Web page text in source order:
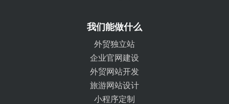
我们能做什么
外贸独立站
企业官网建设
外贸网站开发
旅游网站设计
小程序定制